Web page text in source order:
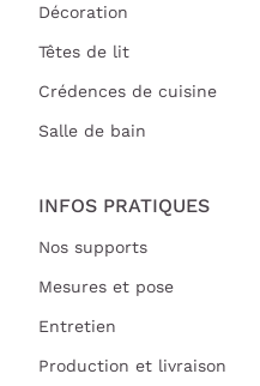
Décoration
Têtes de lit
Crédences de cuisine
Salle de bain
INFOS PRATIQUES
Nos supports
Mesures et pose
Entretien
Production et livraison